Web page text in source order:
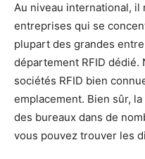
Au niveau international, il
entreprises qui se
plupart des grandes
département RFID dédié.
sociétés RFID bien
emplacement. Bien sûr,
des bureaux dans de
vous pouvez trouver les